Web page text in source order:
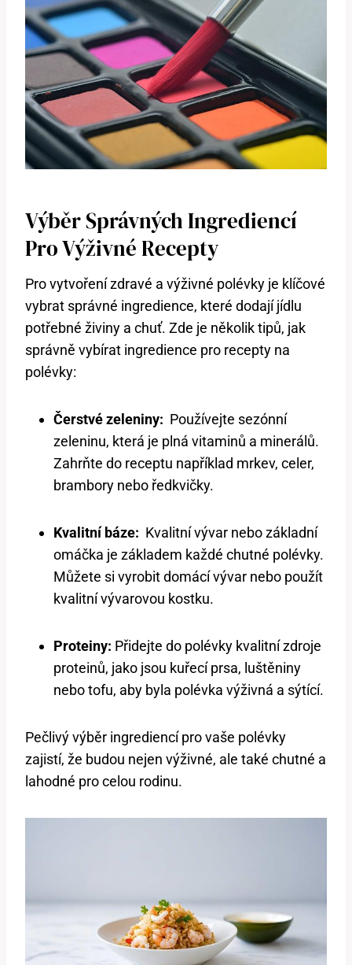
Výběr Správných ⁤ingrediencí
Pro Výživné Recepty
Pro vytvoření zdravé a výživné ⁣polévky je klíčové
vybrat ⁣správné ingredience, které dodají⁣ jídlu
potřebné živiny ​a chuť. Zde je ⁢několik tipů, jak
správně vybírat⁣ ingredience pro ​recepty⁢ na
⁤polévky:
Čerstvé zeleniny: ⁣ Používejte sezónní
zeleninu, která je plná ‍vitaminů ⁤a ⁤minerálů.
Zahrňte do receptu⁢ například mrkev, celer,​
brambory nebo ředkvičky.
Kvalitní báze: ⁤ Kvalitní ⁢vývar nebo základní
omáčka ⁢je základem každé ⁤chutné polévky.
Můžete si vyrobit ‌domácí vývar nebo ⁢použít
kvalitní vývarovou kostku.
Proteiny: Přidejte do polévky ⁣kvalitní zdroje⁣
proteinů,​ jako jsou kuřecí ​prsa,​ luštěniny
nebo tofu, aby byla polévka​ výživná a ⁣sýtící.
Pečlivý výběr‌ ingrediencí pro vaše polévky
zajistí, že budou nejen výživné, ale také chutné a
lahodné pro celou rodinu.